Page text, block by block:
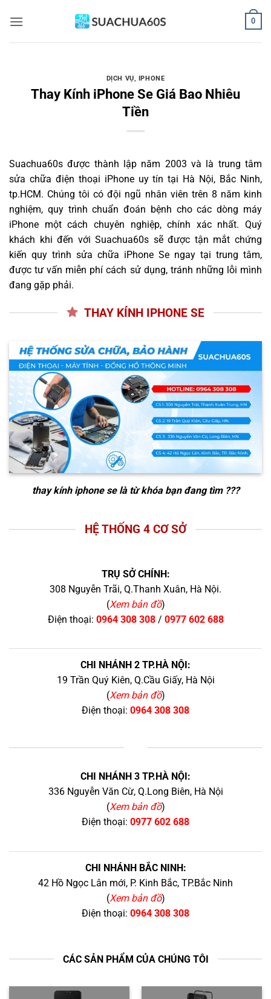
qua
0
DỊCH VỤ, IPHONE
Thay Kính iPhone Se Giá Bao Nhiêu
Tiền
Suachua60s được thành lập năm 2003 và là trung tâm
sửa chữa điện thoại iPhone uy tín tại Hà Nội, Bắc Ninh,
tp.HCM. Chúng tôi có đội ngũ nhân viên trên 8 năm kinh
nghiệm, quy trình chuẩn đoán bệnh cho các dòng máy
iPhone một cách chuyên nghiệp, chính xác nhất. Quý
khách khi đến với Suachua60s sẽ được tận mắt chứng
kiến quy trình sửa chữa iPhone Se ngay tại trung tâm,
được tư vấn miễn phí cách sử dụng, tránh những lỗi mình
đang gặp phải.
THAY KÍNH IPHONE SE
thay kính iphone selà từ khóa bạn đang tìm ???
HỆ THỐNG 4 CƠ SỞ
TRỤ SỞ CHÍNH:
308 Nguyễn Trãi, Q.Thanh Xuân, Hà Nội.
(Xem bản đồ)
Điện thoại: 0964 308 308/ 0977 602 688
CHI NHÁNH 2 TP.HÀ NỘI:
19 Trần Quý Kiên, Q.Cầu Giấy, Hà Nội
(Xem bản đồ)
Điện thoại: 0964 308 308
CHI NHÁNH 3 TP.HÀ NỘI:
336 Nguyễn Văn Cừ, Q.Long Biên, Hà Nội
(Xem bản đồ)
Điện thoại: 0977 602 688
CHI NHÁNH BẮC NINH:
42 Hồ Ngọc Lân mới, P. Kinh Bắc, TP.Bắc Ninh
(Xem bản đồ)
Điện thoại: 0964 308 308
CÁC SẢN PHẨM CỦA CHÚNG TÔI